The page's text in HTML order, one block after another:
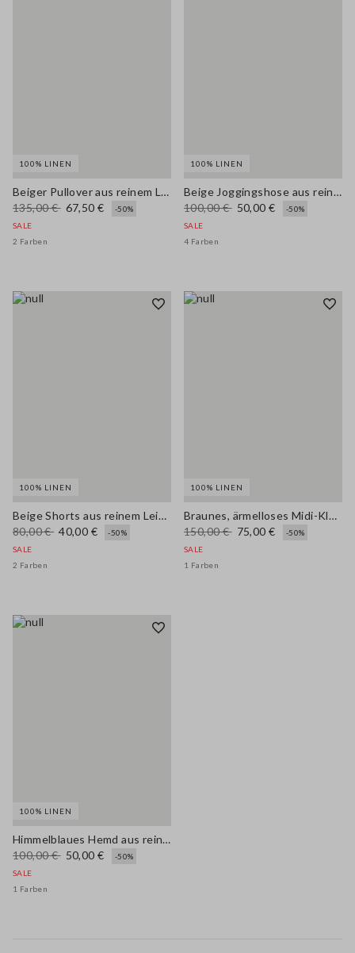
100% LINEN
Beiger Pullover aus reinem Leinen Regular Fit
135,00 € 67,50 €
-50%
SALE
2 Farben
100% LINEN
Beige Joggingshose aus reinem Leinen mit weitem Bein
100,00 € 50,00 €
-50%
SALE
4 Farben
100% LINEN
Beige Shorts aus reinem Leinen im Regular Fit
80,00 € 40,00 €
-50%
SALE
2 Farben
100% LINEN
Braunes, ärmelloses Midi-Kleid aus reinem Leinen in Regular Fit
150,00 € 75,00 €
-50%
SALE
1 Farben
100% LINEN
Himmelblaues Hemd aus reinem Leinen im Regular Fit
100,00 € 50,00 €
-50%
SALE
1 Farben